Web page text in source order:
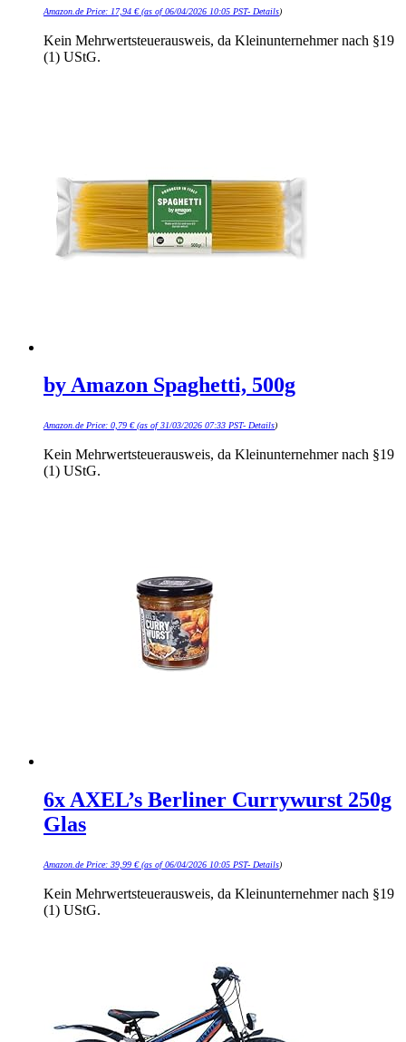
Amazon.de Price: 17,94 €(as of 06/04/2026 10:05 PST- Details)
Kein Mehrwertsteuerausweis, da Kleinunternehmer nach §19
(1) UStG.
by Amazon Spaghetti, 500g
Amazon.de Price: 0,79 €(as of 31/03/2026 07:33 PST- Details)
Kein Mehrwertsteuerausweis, da Kleinunternehmer nach §19
(1) UStG.
6x AXEL’s Berliner Currywurst 250g
Glas
Amazon.de Price: 39,99 €(as of 06/04/2026 10:05 PST- Details)
Kein Mehrwertsteuerausweis, da Kleinunternehmer nach §19
(1) UStG.